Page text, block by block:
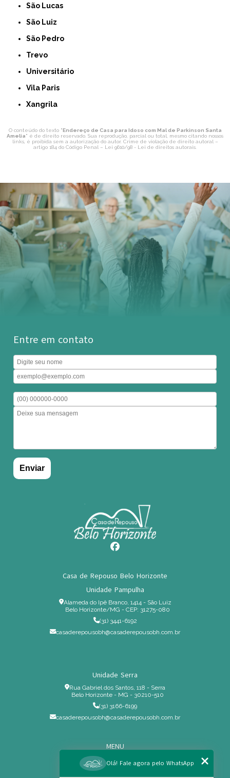
São Lucas
São Luiz
São Pedro
Trevo
Universitário
Vila Paris
Xangrila
O conteúdo do texto "Endereço de Casa para Idoso com Mal de Parkinson Santa
Amelia" é de direito reservado. Sua reprodução, parcial ou total, mesmo citando nossos
links, é proibida sem a autorização do autor. Crime de violação de direito autoral –
artigo 184 do Código Penal – Lei 9610/98 - Lei de direitos autorais
Entre em contato
Casa de Repouso Belo Horizonte
Unidade Pampulha
Alameda do Ipê Branco, 1414 - São Luiz
Belo Horizonte/MG - CEP: 31275-080
(31) 3441-6192
casaderepousobh@casaderepousobh.com.br
Unidade Serra
Rua Gabriel dos Santos, 118 - Serra
Belo Horizonte - MG - 30210-510
(31) 3166-6199
casaderepousobh@casaderepousobh.com.br
MENU
Home
Institucional
Olá! Fale agora pelo WhatsApp